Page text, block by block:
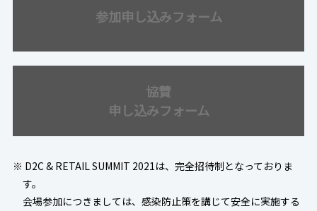
参加申し込みフォーム
協賛
申し込みフォーム
※ D2C & RETAIL SUMMIT 2021は、完全招待制となっておりま
す。
会場参加につきましては、感染防止策を講じて安全に実施する